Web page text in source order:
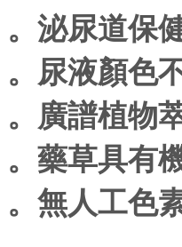
。泌尿道保
。尿液顏色
。廣譜植物
。藥草具有
。無人工色